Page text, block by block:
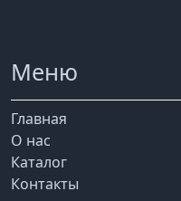
Меню
Главная
О нас
Каталог
Контакты